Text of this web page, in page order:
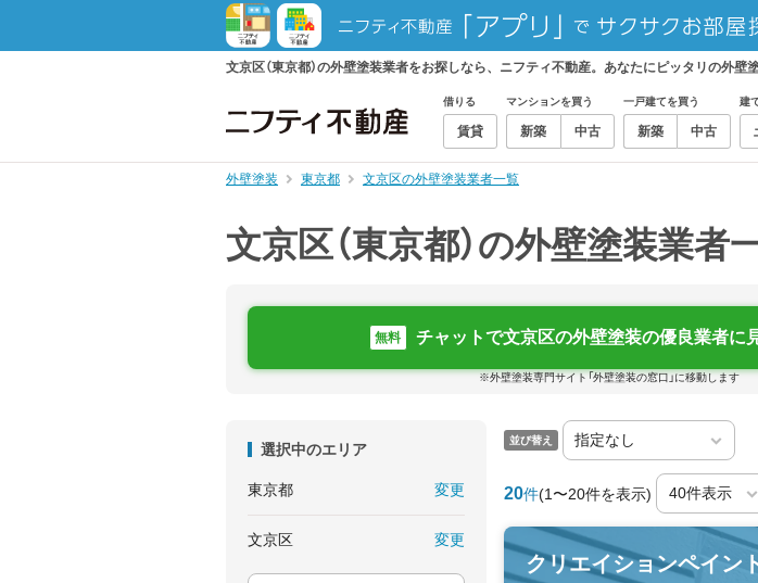
文京区（東京都）の外壁塗装業者をお探しなら、ニフティ不動産。あなたにピッタリの外壁
借りる
賃貸
マンションを買う
新築 中古
一戸建てを買う
新築 中古
建
外壁塗装 東京都 文京区の外壁塗装業者一覧
文京区（東京都）の外壁塗装業者
無料 チャットで文京区の外壁塗装の優良業者に
※外壁塗装専門サイト「外壁塗装の窓口」に移動します
選択中のエリア
東京都 変更
文京区 変更
並び替え
20件(1〜20件を表示)
クリエイションペイン